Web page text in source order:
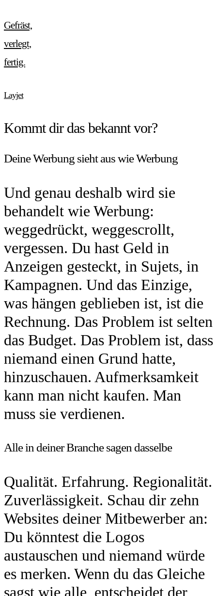
Gefräst,
verlegt,
fertig.
Layjet
Kommt dir das bekannt vor?
Deine Werbung sieht aus wie Werbung
Und genau deshalb wird sie
behandelt wie Werbung:
weggedrückt, weggescrollt,
vergessen. Du hast Geld in
Anzeigen gesteckt, in Sujets, in
Kampagnen. Und das Einzige,
was hängen geblieben ist, ist die
Rechnung. Das Problem ist selten
das Budget. Das Problem ist, dass
niemand einen Grund hatte,
hinzuschauen. Aufmerksamkeit
kann man nicht kaufen. Man
muss sie verdienen.
Alle in deiner Branche sagen dasselbe
Qualität. Erfahrung. Regionalität.
Zuverlässigkeit. Schau dir zehn
Websites deiner Mitbewerber an:
Du könntest die Logos
austauschen und niemand würde
es merken. Wenn du das Gleiche
sagst wie alle, entscheidet der